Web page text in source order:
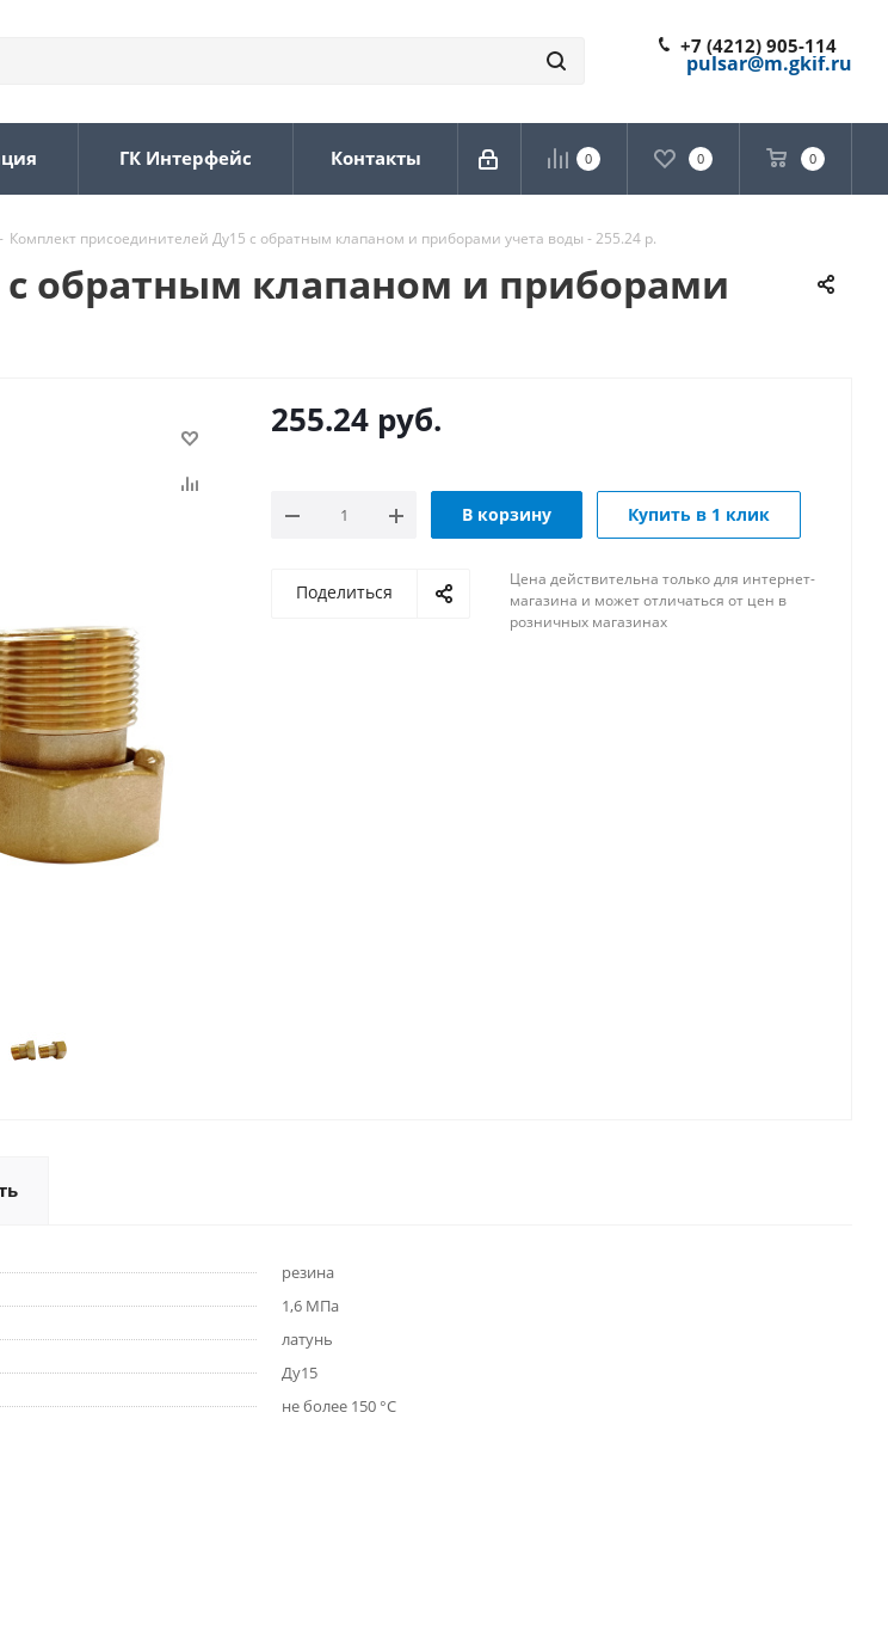
+7 (4212) 905-114
pulsar@m.gkif.ru
0 0 0
ГК Интерфейс Контакты
- Комплект присоединителей Ду15 с обратным клапаном и приборами учета воды - 255.24 р.
обратным клапаном и приборами
255.24 руб.
В корзину Купить в 1 клик
Поделиться
Цена действительна только для интернет-
магазина и может отличаться от цен в
розничных магазинах
резина
1,6 МПа
латунь
Ду15
не более 150 °С